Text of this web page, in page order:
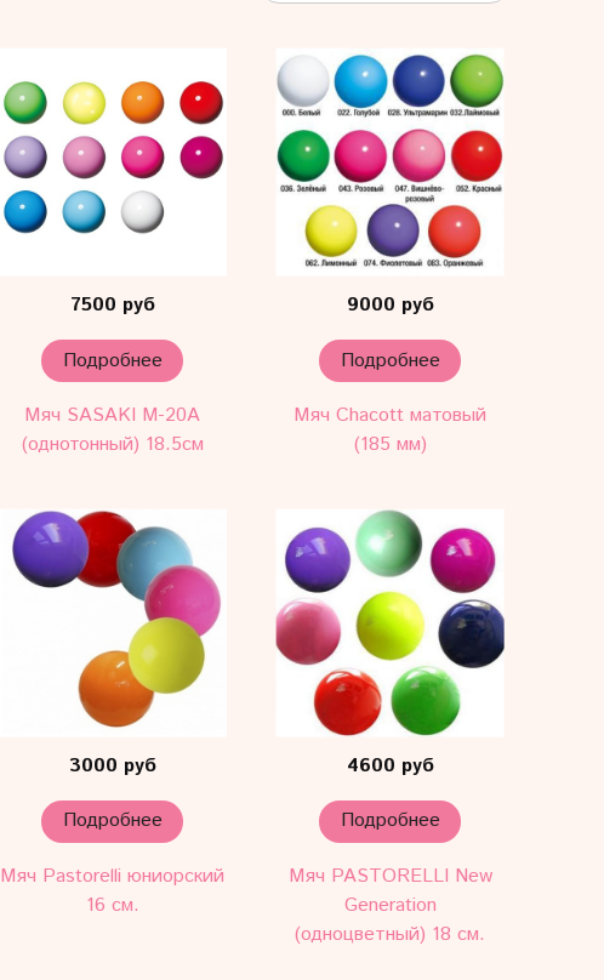
7500 руб
Подробнее
Мяч SASAKI M-20A
(однотонный) 18.5см
9000 руб
Подробнее
Мяч Chacott матовый
(185 мм)
3000 руб
Подробнее
Мяч Pastorelli юниорский
16 см.
4600 руб
Подробнее
Мяч PASTORELLI New
Generation
(одноцветный) 18 см.